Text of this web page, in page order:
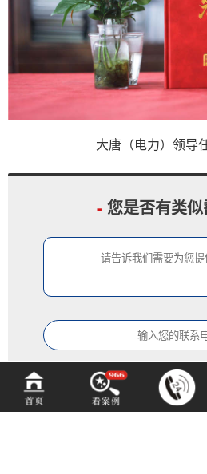
大唐（电力）领导
- 您是否有类似